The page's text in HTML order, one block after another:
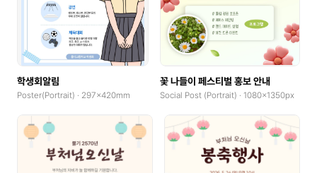
학생회알림
Poster(Portrait) · 297x420mm
꽃 나들이 페스티벌 홍보 안내
Social Post (Portrait) · 1080x1350px